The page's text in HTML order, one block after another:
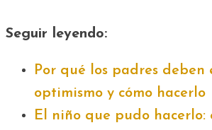
Seguir leyendo:
Por qué los padres deben
optimismo y cómo hacerlo
El niño que pudo hacerlo: